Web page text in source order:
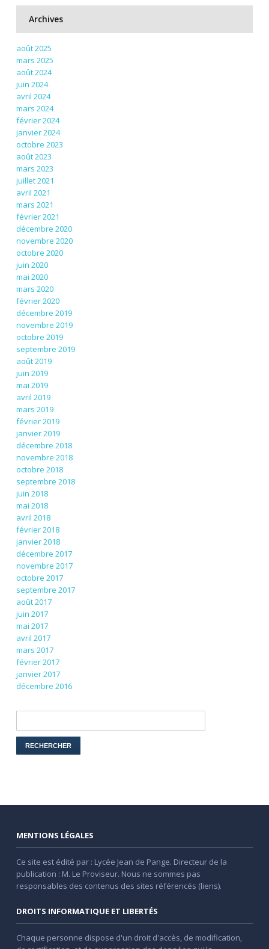
Archives
août 2025
mars 2025
août 2024
juin 2024
avril 2024
mars 2024
février 2024
janvier 2024
octobre 2023
août 2023
mars 2023
juillet 2021
avril 2021
mars 2021
février 2021
décembre 2020
novembre 2020
octobre 2020
juin 2020
mai 2020
mars 2020
février 2020
décembre 2019
novembre 2019
octobre 2019
septembre 2019
août 2019
juin 2019
mai 2019
avril 2019
mars 2019
février 2019
janvier 2019
décembre 2018
novembre 2018
octobre 2018
septembre 2018
juin 2018
mai 2018
avril 2018
février 2018
janvier 2018
décembre 2017
novembre 2017
octobre 2017
septembre 2017
août 2017
juin 2017
mai 2017
avril 2017
mars 2017
février 2017
janvier 2017
décembre 2016
MENTIONS LÉGALES
Ce site est édité par : Lycée Jean de Pange. Directeur de la
publication : M. Le Proviseur. Nous ne sommes pas
responsables des contenus des sites référencés (liens).
DROITS INFORMATIQUE ET LIBERTÉS
Chaque personne dispose d'un droit d'accès, de modification,